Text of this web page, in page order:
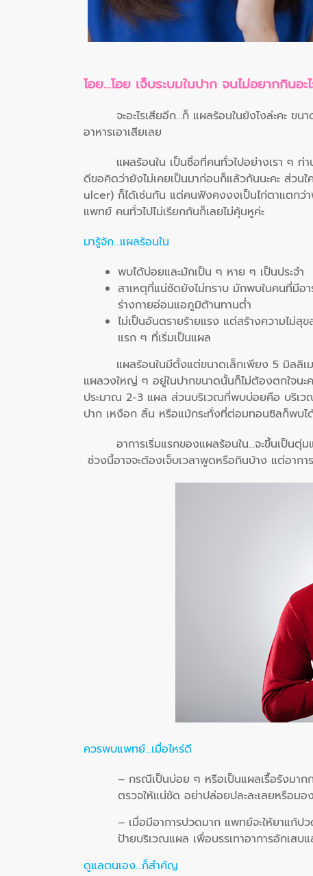
โอย…โอย เจ็บระบมในปาก จนไม่อยากกินอะ
จะอะไรเสียอีก…ก็ แผลร้อนในยังไงล่ะคะ
อาหารเอาเสียเลย
แผลร้อนใน เป็นชื่อที่คนทั่วไปอย่างเรา ๆ ท่
ดีขอคิดว่ายังไม่เคยเป็นมาก่อนก็แล้วกันนะคะ ส่ว
ulcer) ก็ได้เช่นกัน แต่คนฟังคงงงเป็นไก่ตาแตกว่
แพทย์ คนทั่วไปไม่เรียกกันก็เลยไม่คุ้นหูค่ะ
มารู้จัก…แผลร้อนใน
พบได้บ่อยและมักเป็น ๆ หาย ๆ เป็นประจำ
สาเหตุที่แน่ชัดยังไม่ทราบ มักพบในคนที่มี
ร่างกายอ่อนแอภูมิต้านทานต่ำ
ไม่เป็นอันตรายร้ายแรง แต่สร้างความไม่สุ
แรก ๆ ที่เริ่มเป็นแผล
แผลร้อนในมีตั้งแต่ขนาดเล็กเพียง 5 มิลลิเ
แผลวงใหญ่ ๆ อยู่ในปากขนาดนั้นก็ไม่ต้องตกใจน
ประมาณ 2-3 แผล ส่วนบริเวณที่พบบ่อยคือ บริเ
ปาก เหงือก ลิ้น หรือแม้กระทั่งที่ต่อมทอนซิลก็พบไ
อาการเริ่มแรกของแผลร้อนใน…จะขึ้นเป็น
ช่วงนี้อาจจะต้องเจ็บเวลาพูดหรือกินบ้าง แต่อาก
ควรพบแพทย์…เมื่อไหร่ดี
– กรณีเป็นบ่อย ๆ หรือเป็นแผลเรื้อรังมา
ตรวจให้แน่ชัด อย่าปล่อยปละละเลยหรือมอ
– เมื่อมีอาการปวดมาก แพทย์จะให้ยาแก้ป
ป้ายบริเวณแผล เพื่อบรรเทาอาการอักเสบ
ดูแลตนเอง…ก็สำคัญ